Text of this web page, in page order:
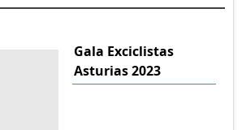
Gala Exciclistas
Asturias 2023